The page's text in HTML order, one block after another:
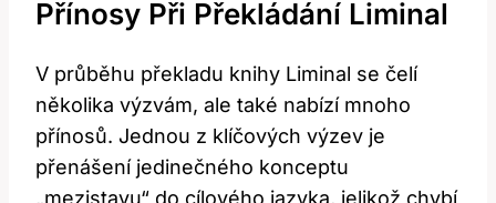
Přínosy Při ​překládání Liminal
V průběhu ‌překladu knihy Liminal se čelí
několika výzvám,‌ ale také nabízí mnoho
přínosů. Jednou z klíčových výzev je⁢
přenášení jedinečného konceptu⁢
„mezistavu“ do‍ cílového jazyka, jelikož chybí​